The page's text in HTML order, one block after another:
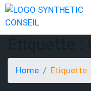
Home Étiquette :